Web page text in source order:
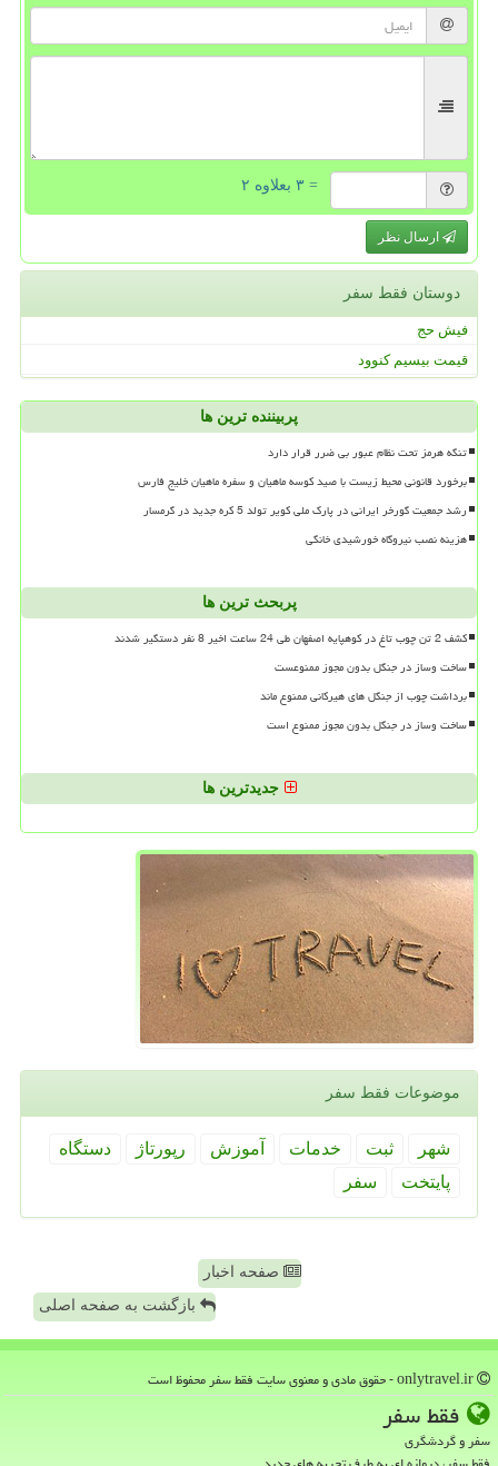
= ۳ بعلاوه ۲
ارسال نظر
دوستان فقط سفر
فیش حج
قیمت بیسیم کنوود
پربیننده ترین ها
تنگه هرمز تحت نظام عبور بی ضرر قرار دارد
برخورد قانونی محیط زیست با صید کوسه ماهیان و سفره ماهیان خلیج فارس
رشد جمعیت گورخر ایرانی در پارک ملی کویر تولد 5 کره جدید در گرمسار
هزینه نصب نیروگاه خورشیدی خانگی
پربحث ترین ها
کشف 2 تن چوب تاغ در کوهپایه اصفهان طی 24 ساعت اخیر 8 نفر دستگیر شدند
ساخت وساز در جنگل بدون مجوز ممنوعست
برداشت چوب از جنگل های هیرکانی ممنوع ماند
ساخت وساز در جنگل بدون مجوز ممنوع است
جدیدترین ها
موضوعات فقط سفر
شهر ثبت خدمات آموزش رپورتاژ
دستگاه
پایتخت
سفر
صفحه اخبار
بازگشت به صفحه اصلی
فقط سفر
سفر و گردشگری